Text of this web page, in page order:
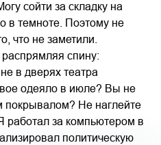
сойти за складку на
в темноте. Поэтому не
что не заметили.
спину:
в дверях театра
одеяло в июле? Вы не
покрывалом? Не наглейте
работал за компьютером в
политическую